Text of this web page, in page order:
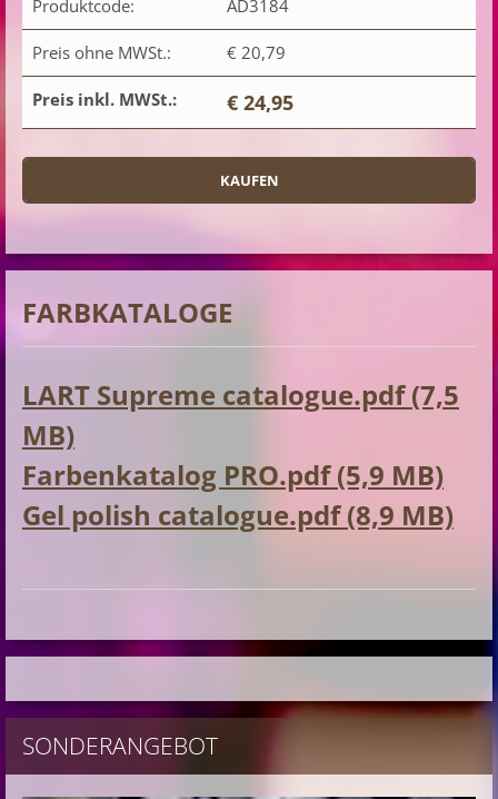
Produktcode: AD3184
Preis ohne MWSt.: € 20,79
Preis inkl. MWSt.: € 24,95
FARBKATALOGE
LART Supreme catalogue.pdf (7,5
MB)
Farbenkatalog PRO.pdf (5,9 MB)
Gel polish catalogue.pdf (8,9 MB)
SONDERANGEBOT